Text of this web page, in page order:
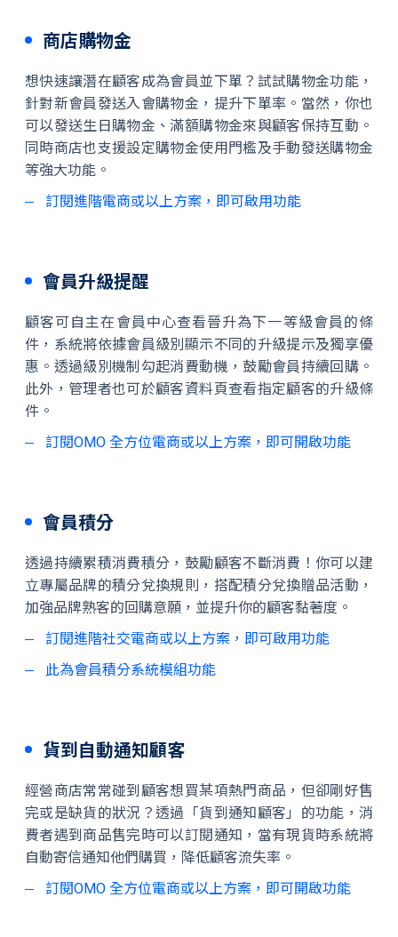
商店購物金
想快速讓潛在顧客成為會員並下單？試試購物金功能，
針對新會員發送入會購物金，提升下單率。當然，你也
可以發送生日購物金、滿額購物金來與顧客保持互動。
同時商店也支援設定購物金使用門檻及手動發送購物金
等強大功能。
訂閱進階電商或以上方案，即可啟用功能
會員升級提醒
顧客可自主在會員中心查看晉升為下一等級會員的條
件，系統將依據會員級別顯示不同的升級提示及獨享優
惠。透過級別機制勾起消費動機，鼓勵會員持續回購。
此外，管理者也可於顧客資料頁查看指定顧客的升級條
件。
訂閱OMO 全方位電商或以上方案，即可開啟功能
會員積分
透過持續累積消費積分，鼓勵顧客不斷消費！你可以建
立專屬品牌的積分兌換規則，搭配積分兌換贈品活動，
加強品牌熟客的回購意願，並提升你的顧客黏著度。
訂閱進階社交電商或以上方案，即可啟用功能
此為會員積分系統模組功能
貨到自動通知顧客
經營商店常常碰到顧客想買某項熱門商品，但卻剛好售
完或是缺貨的狀況？透過「貨到通知顧客」的功能，消
費者遇到商品售完時可以訂閱通知，當有現貨時系統將
自動寄信通知他們購買，降低顧客流失率。
訂閱OMO 全方位電商或以上方案，即可開啟功能